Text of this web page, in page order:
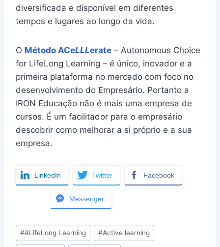
diversificada e disponível em diferentes
tempos e lugares ao longo da vida.
O Método ACeLLLerate – Autonomous Choice
for LifeLong Learning – é único, inovador e a
primeira plataforma no mercado com foco no
desenvolvimento do Empresário. Portanto a
IRON Educação não é mais uma empresa de
cursos. É um facilitador para o empresário
descobrir como melhorar a si próprio e a sua
empresa.
LinkedIn Twitter Facebook
Messenger
Post
Tags:
##LifeLong Learning #Active learning